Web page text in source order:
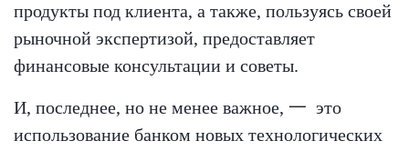
продукты под клиента, а также, пользуясь своей
рыночной экспертизой, предоставляет
финансовые консультации и советы.
И, последнее, но не менее важное, 一 это
использование банком новых технологических